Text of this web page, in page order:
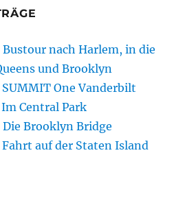
nach Harlem, in die
und Brooklyn
One Vanderbilt
Central Park
Brooklyn Bridge
auf der Staten Island